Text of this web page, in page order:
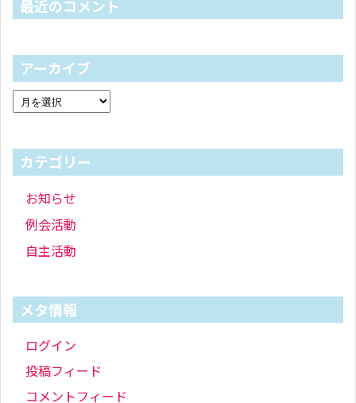
最近のコメント
アーカイブ
カテゴリー
お知らせ
例会活動
自主活動
メタ情報
ログイン
投稿フィード
コメントフィード